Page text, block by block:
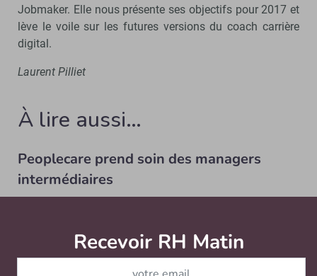
Jobmaker. Elle nous présente ses objectifs pour 2017 et
lève le voile sur les futures versions du coach carrière
digital.
Laurent Pilliet
À lire aussi…
Peoplecare prend soin des managers
intermédiaires
d’accompagnement des cadres dirigeants, vient de
dévoiler Peoplecare, une riche plate-forme de...
Recevoir RH Matin